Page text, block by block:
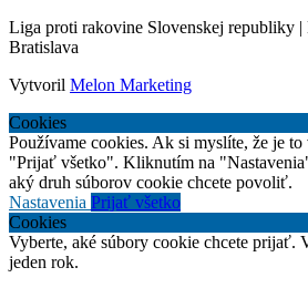
Liga proti rakovine Slovenskej republiky |
Bratislava
Vytvoril Melon Marketing
Cookies
Používame cookies. Ak si myslíte, že je
"Prijať všetko". Kliknutím na
aký druh súborov cookie chcete povoliť.
Nastavenia Prijať všetko
Cookies
Vyberte, aké súbory cookie chcete prijať.
jeden rok.